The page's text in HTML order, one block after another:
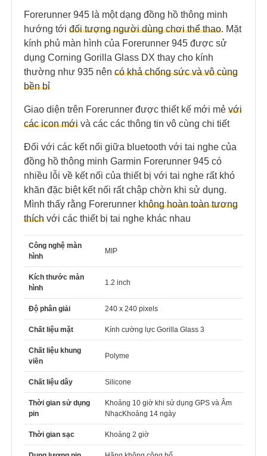
Forerunner 945 là một dạng đồng hồ thông minh
hướng tới đối tượng người dùng chơi thể thao. Mặt
kính phủ màn hình của Forerunner 945 được sử
dụng Corning Gorilla Glass DX thay cho kính
thường như 935 nên có khả chống sức và vô cùng
bền bỉ
Giao diện trên Forerunner được thiết kế mới mẻ với
các icon mới và các các thông tin vô cùng chi tiết
Đối với các kết nối giữa bluetooth với tai nghe của
đồng hồ thông minh Garmin Forerunner 945 có
nhiều lỗi về kết nối của thiết bị với tai nghe rất khó
khăn đặc biệt kết nối rất chập chờn khi sử dụng.
Mình thấy rằng Forerunner không hoàn toàn tương
thích với các thiết bị tai nghe khác nhau
Công nghệ màn
hình
MIP
Kích thước màn
hình
1.2 inch
Độ phân giải 240 x 240 pixels
Chất liệu mặt Kính cường lực Gorilla Glass 3
Chất liệu khung
viền
Polyme
Chất liệu dây Silicone
Thời gian sử dụng
pin
Khoảng 10 giờ khi sử dụng GPS và Âm
NhạcKhoảng 14 ngày
Thời gian sạc Khoảng 2 giờ